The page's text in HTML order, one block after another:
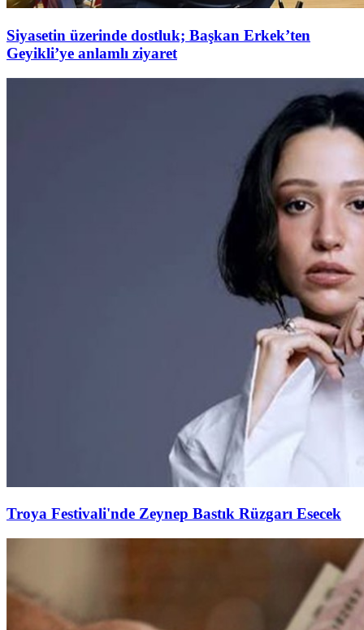
Siyasetin üzerinde dostluk; Başkan Erkek’ten
Geyikli’ye anlamlı ziyaret
Troya Festivali'nde Zeynep Bastık Rüzgarı Esecek